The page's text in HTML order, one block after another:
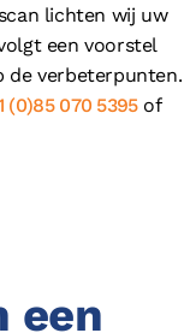
lichten wij uw
een voorstel
de verbeterpunten.
(0)85 070 5395of
een